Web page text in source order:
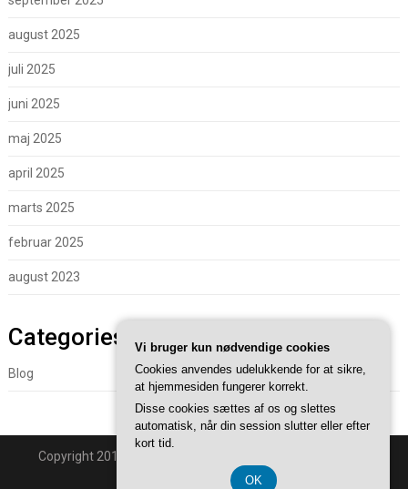
august 2025
juli 2025
juni 2025
maj 2025
april 2025
marts 2025
februar 2025
august 2023
Categories
Blog
Copyright 2018 - Powered By
Back to Top ↑
Vi bruger kun nødvendige cookies
Cookies anvendes udelukkende for at sikre,
at hjemmesiden fungerer korrekt.
Disse cookies sættes af os og slettes
automatisk, når din session slutter eller efter
kort tid.
OK